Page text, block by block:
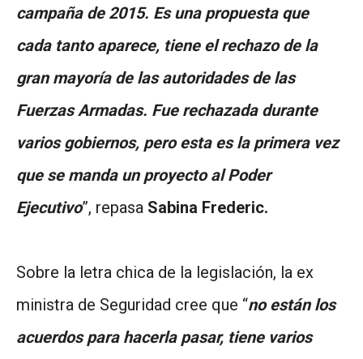
campaña de 2015. Es una propuesta que
cada tanto aparece, tiene el rechazo de la
gran mayoría de las autoridades de las
Fuerzas Armadas. Fue rechazada durante
varios gobiernos, pero esta es la primera vez
que se manda un proyecto al Poder
Ejecutivo”, repasa Sabina Frederic.
Sobre la letra chica de la legislación, la ex
ministra de Seguridad cree que “no están los
acuerdos para hacerla pasar, tiene varios